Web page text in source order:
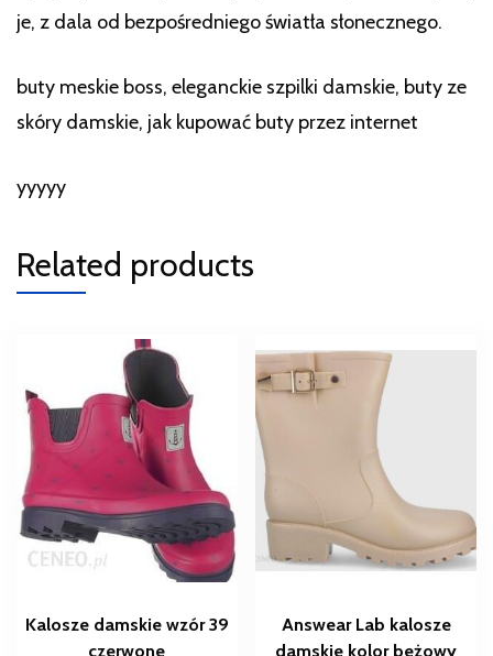
je, z dala od bezpośredniego światła słonecznego.
buty meskie boss, eleganckie szpilki damskie, buty ze
skóry damskie, jak kupować buty przez internet
yyyyy
Related products
Kalosze damskie wzór 39
czerwone
Answear Lab kalosze
damskie kolor beżowy